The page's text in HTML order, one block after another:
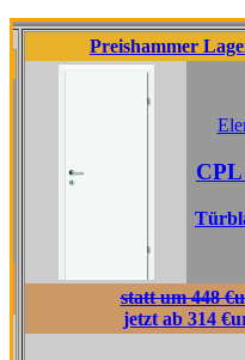
Preishammer Lagerware
Element-
CPL Edel
Türblatt mit
statt um 448 €uro
jetzt ab 314 €uro